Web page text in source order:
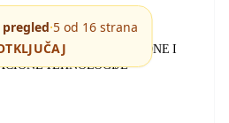
ŠKOLA ZA INFORMACIONE I
TEHNOLOGIJE
pregled·5 od 16 strana